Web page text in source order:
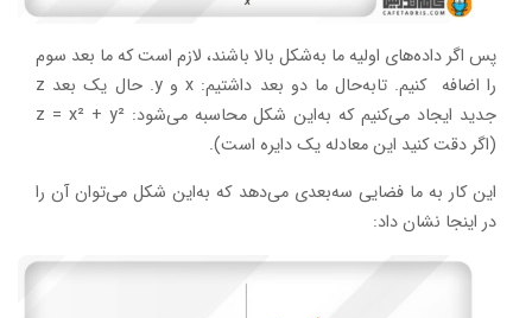
پس اگر داده‌های اولیه ما به‌شکل بالا باشند، لازم است که ما بعد سوم
را اضافه کنیم. تابه‌حال ما دو بعد داشتیم: x و y. حال یک بعد z
جدید ایجاد می‌کنیم که به‌این شکل محاسبه می‌شود: z = x² + y²
(اگر دقت کنید این معادله یک دایره است).
این کار به ما فضایی سه‌بعدی می‌دهد که به‌این شکل می‌توان آن را
در اینجا نشان داد: